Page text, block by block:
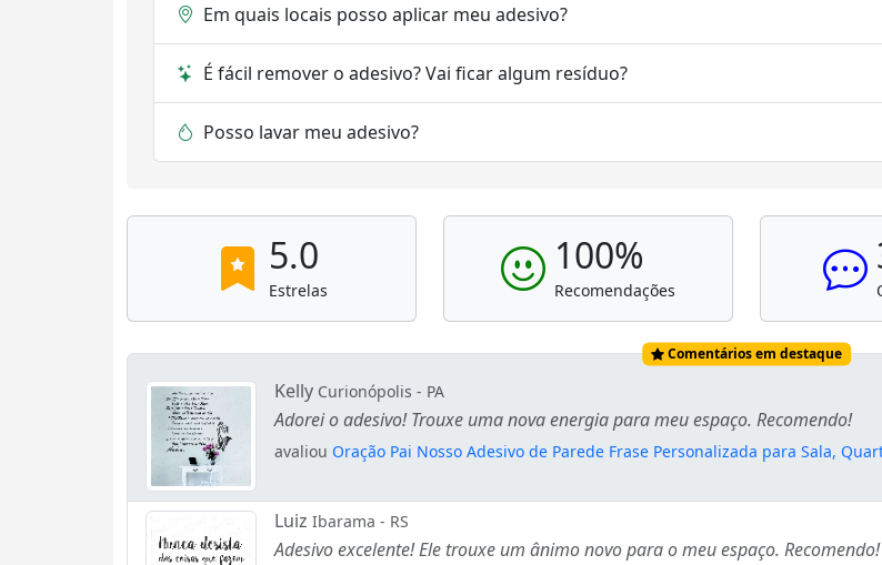
Em quais locais posso aplicar meu adesivo?
É fácil remover o adesivo? Vai ficar algum resíduo?
Posso lavar meu adesivo?
5.0
Estrelas
100%
Recomendações
Comentários em destaque
Kelly Curionópolis - PA
Adorei o adesivo! Trouxe uma nova energia para meu espaço. Recomendo!
avaliou Oração Pai Nosso Adesivo de Parede Frase Personalizada para Sala,
Luiz Ibarama - RS
Adesivo excelente! Ele trouxe um ânimo novo para o meu espaço. Recomendo!